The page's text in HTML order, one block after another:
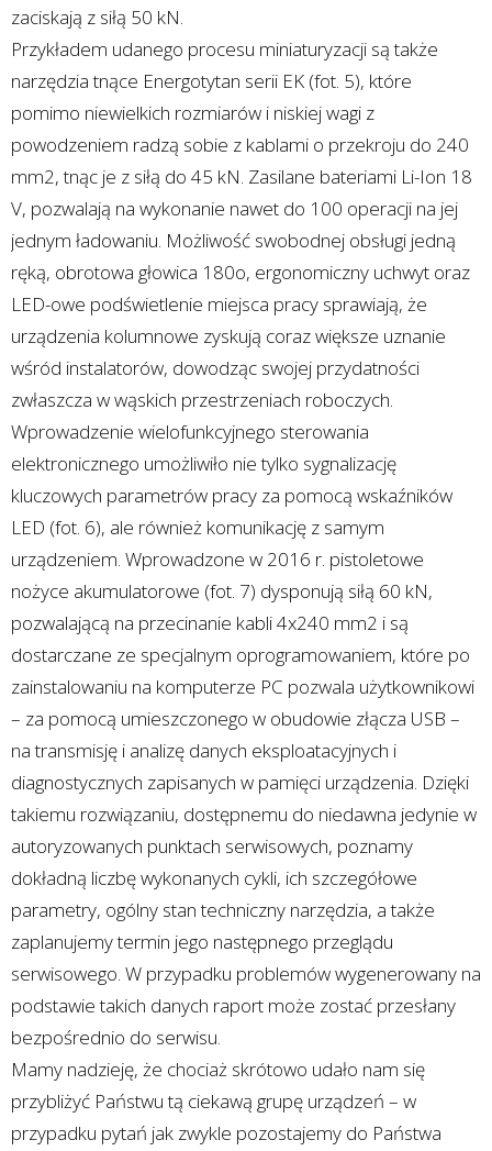
zaciskają z siłą 50 kN.
Przykładem udanego procesu miniaturyzacji są także
narzędzia tnące Energotytan serii EK (fot. 5), które
pomimo niewielkich rozmiarów i niskiej wagi z
powodzeniem radzą sobie z kablami o przekroju do 240
mm2, tnąc je z siłą do 45 kN. Zasilane bateriami Li-Ion 18
V, pozwalają na wykonanie nawet do 100 operacji na jej
jednym ładowaniu. Możliwość swobodnej obsługi jedną
ręką, obrotowa głowica 180o, ergonomiczny uchwyt oraz
LED-owe podświetlenie miejsca pracy sprawiają, że
urządzenia kolumnowe zyskują coraz większe uznanie
wśród instalatorów, dowodząc swojej przydatności
zwłaszcza w wąskich przestrzeniach roboczych.
Wprowadzenie wielofunkcyjnego sterowania
elektronicznego umożliwiło nie tylko sygnalizację
kluczowych parametrów pracy za pomocą wskaźników
LED (fot. 6), ale również komunikację z samym
urządzeniem. Wprowadzone w 2016 r. pistoletowe
nożyce akumulatorowe (fot. 7) dysponują siłą 60 kN,
pozwalającą na przecinanie kabli 4x240 mm2 i są
dostarczane ze specjalnym oprogramowaniem, które po
zainstalowaniu na komputerze PC pozwala użytkownikowi
– za pomocą umieszczonego w obudowie złącza USB –
na transmisję i analizę danych eksploatacyjnych i
diagnostycznych zapisanych w pamięci urządzenia. Dzięki
takiemu rozwiązaniu, dostępnemu do niedawna jedynie w
autoryzowanych punktach serwisowych, poznamy
dokładną liczbę wykonanych cykli, ich szczegółowe
parametry, ogólny stan techniczny narzędzia, a także
zaplanujemy termin jego następnego przeglądu
serwisowego. W przypadku problemów wygenerowany na
podstawie takich danych raport może zostać przesłany
bezpośrednio do serwisu.
Mamy nadzieję, że chociaż skrótowo udało nam się
przybliżyć Państwu tą ciekawą grupę urządzeń – w
przypadku pytań jak zwykle pozostajemy do Państwa